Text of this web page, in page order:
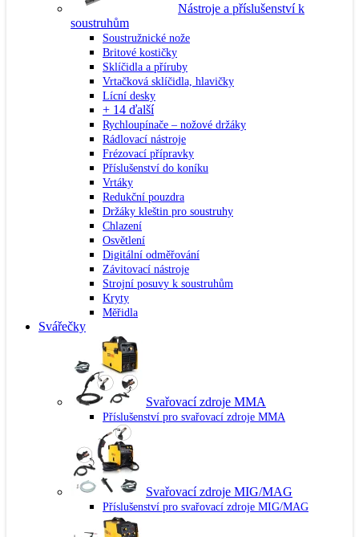
Nástroje a příslušenství k
soustruhům
Soustružnické nože
Britové kostičky
Sklíčidla a příruby
Vrtačková sklíčidla, hlavičky
Lícní desky
+ 14 ďalší
Rychloupínače – nožové držáky
Rádlovací nástroje
Frézovací přípravky
Příslušenství do koníku
Vrtáky
Redukční pouzdra
Držáky kleštin pro soustruhy
Chlazení
Osvětlení
Digitální odměřování
Závitovací nástroje
Strojní posuvy k soustruhům
Kryty
Měřidla
Svářečky
Svařovací zdroje MMA
Příslušenství pro svařovací zdroje MMA
Svařovací zdroje MIG/MAG
Příslušenství pro svařovací zdroje MIG/MAG